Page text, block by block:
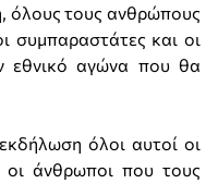
όλους τους ανθρώπους
συμπαραστάτες και οι
εθνικό αγώνα που θα
όλοι αυτοί οι
οι άνθρωποι που τους